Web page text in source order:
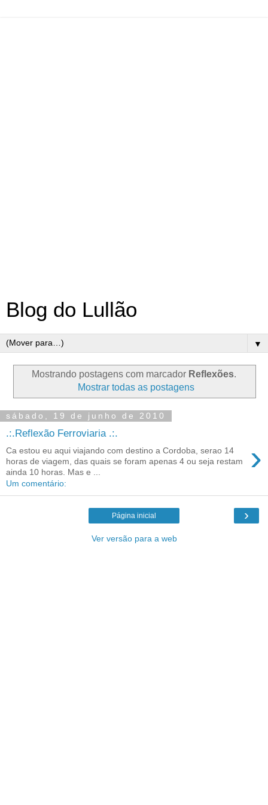
Blog do Lullão
▼
Mostrando postagens com marcador Reflexões.
Mostrar todas as postagens
sábado, 19 de junho de 2010
.:.Reflexão Ferroviaria .:.
›
Ca estou eu aqui viajando com destino a Cordoba, serao 14
horas de viagem, das quais se foram apenas 4 ou seja restam
ainda 10 horas. Mas e ...
Um comentário:
›
Página inicial
Ver versão para a web